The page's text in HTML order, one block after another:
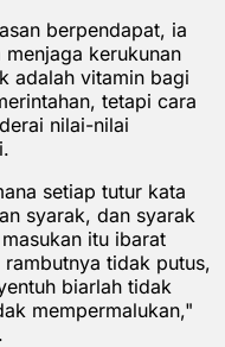
berpendapat, ia
kerukunan
adalah vitamin bagi
tetapi cara
nilai-nilai
setiap tutur kata
syarak, dan syarak
itu ibarat
tidak putus,
biarlah tidak
mempermalukan,"